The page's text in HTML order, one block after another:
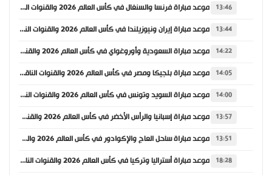
13:46 موعد مباراة فرنسا والسنغال في كأس العالم 2026 والقنوات الناقلة
13:44 موعد مباراة إيران ونيوزيلندا في كأس العالم 2026 والقنوات الناقلة
14:22 موعد مباراة السعودية وأوروغواي في كأس العالم 2026 والقنوات الناقلة
14:05 موعد مباراة بلجيكا ومصر في كأس العالم 2026 والقنوات الناقلة
14:00 موعد مباراة السويد وتونس في كأس العالم 2026 والقنوات الناقلة
13:57 موعد مباراة إسبانيا والرأس الأخضر في كأس العالم 2026 والقنوات الناقلة
13:51 موعد مباراة ساحل العاج والإكوادور في كأس العالم 2026 والقنوات الناقلة
18:28 موعد مباراة أستراليا وتركيا في كأس العالم 2026 والقنوات الناقلة